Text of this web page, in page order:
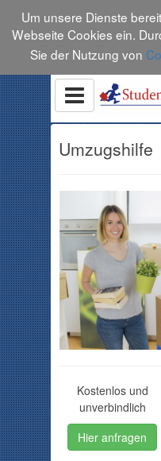
Um unsere Dienste
Webseite Cookies ein.
Sie der Nutzung von
Umzugshilfe
Kostenlos und
unverbindlich
Hier anfragen